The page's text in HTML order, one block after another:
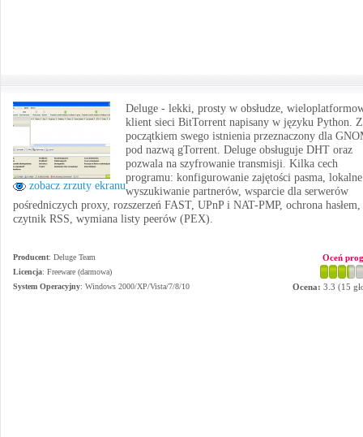
zobacz zrzuty ekranu
Deluge - lekki, prosty w obsłudze,
klient sieci BitTorrent napisany w języku Python. Z
początkiem swego istnienia przeznaczony dla
pod nazwą gTorrent. Deluge obsługuje DHT oraz
pozwala na szyfrowanie transmisji. Kilka cech
programu: konfigurowanie zajętości pasma, lokalne
wyszukiwanie partnerów, wsparcie dla serwerów
pośredniczych proxy, rozszerzeń FAST, UPnP i NAT-PMP, ochrona hasłem,
czytnik RSS, wymiana listy peerów (PEX).
Producent: Deluge Team
Licencja: Freeware (darmowa)
System Operacyjny: Windows 2000/XP/Vista/7/8/10
Oceń
Ocena: 3.3 (15